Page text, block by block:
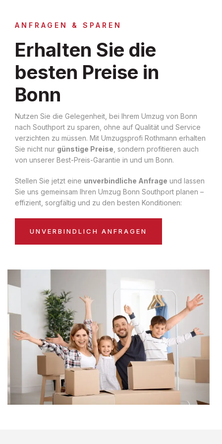
ANFRAGEN & SPAREN
Erhalten Sie die
besten Preise in
Bonn
Nutzen Sie die Gelegenheit, bei Ihrem Umzug von Bonn
nach Southport zu sparen, ohne auf Qualität und Service
verzichten zu müssen. Mit Umzugsprofi Rothmann erhalten
Sie nicht nur günstige Preise , sondern profitieren auch
von unserer Best-Preis-Garantie in und um Bonn.
Stellen Sie jetzt eine unverbindliche Anfrage und lassen
Sie uns gemeinsam Ihren Umzug Bonn Southport planen –
effizient, sorgfältig und zu den besten Konditionen:
UNVERBINDLICH ANFRAGEN